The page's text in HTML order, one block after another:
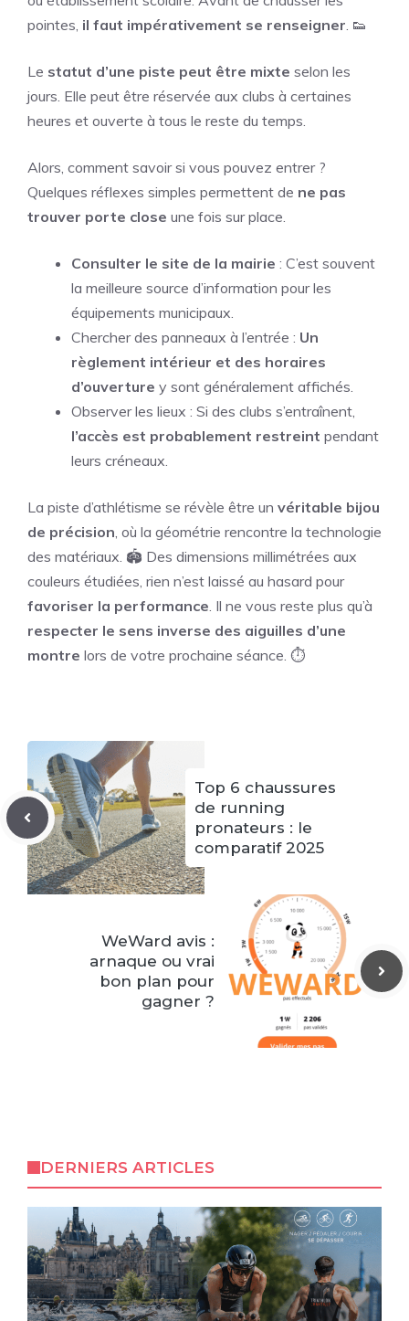
pointes, il faut impérativement se renseigner. 👟
Le statut d’une piste peut être mixte selon les
jours. Elle peut être réservée aux clubs à certaines
heures et ouverte à tous le reste du temps.
Alors, comment savoir si vous pouvez entrer ?
Quelques réflexes simples permettent de ne pas
trouver porte close une fois sur place.
Consulter le site de la mairie : C’est souvent
la meilleure source d’information pour les
équipements municipaux.
Chercher des panneaux à l’entrée : Un
règlement intérieur et des horaires
d’ouverture y sont généralement affichés.
Observer les lieux : Si des clubs s’entraînent,
l’accès est probablement restreint pendant
leurs créneaux.
La piste d’athlétisme se révèle être un véritable bijou
de précision, où la géométrie rencontre la technologie
des matériaux. 🏟️ Des dimensions millimétrées aux
couleurs étudiées, rien n’est laissé au hasard pour
favoriser la performance. Il ne vous reste plus qu’à
respecter le sens inverse des aiguilles d’une
montre lors de votre prochaine séance. ⏱️
Top 6 chaussures
de running
pronateurs : le
comparatif 2025
WeWard avis :
arnaque ou vrai
bon plan pour
gagner ?
DERNIERS ARTICLES